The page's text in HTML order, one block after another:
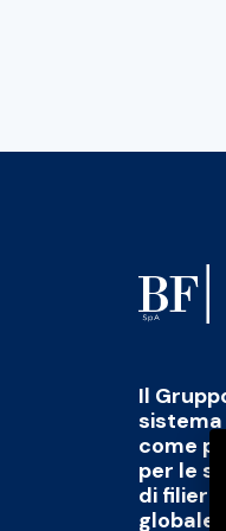
Il
come
per le
di filiera
globale